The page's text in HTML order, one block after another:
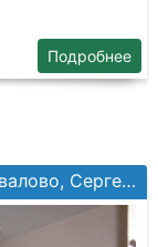
Подробнее
Преминина, №1